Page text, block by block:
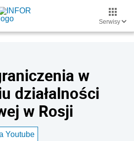
Serwisy
w
działalności
w Rosji
Youtube